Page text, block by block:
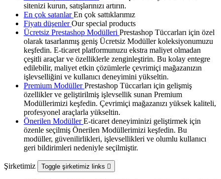
sitenizi kurun, satışlarınızı artırın.
En çok satanlarEn çok sattıklarımız
Fiyatı düşenlerOur special products
Ücretsiz Prestashop Modülleri Prestashop Tüccarları için özel
olarak tasarlanmış geniş Ücretsiz Modüller koleksiyonumuzu
keşfedin. E-ticaret platformunuzu ekstra maliyet olmadan
çeşitli araçlar ve özelliklerle zenginleştirin. Bu kolay entegre
edilebilir, maliyet etkin çözümlerle çevrimiçi mağazanızın
işlevselliğini ve kullanıcı deneyimini yükseltin.
Premium ModüllerPrestashop Tüccarları için gelişmiş
özellikler ve geliştirilmiş işlevsellik sunan Premium
Modüllerimizi keşfedin. Çevrimiçi mağazanızı yüksek kaliteli,
profesyonel araçlarla yükseltin.
Önerilen ModüllerE-ticaret deneyiminizi geliştirmek için
özenle seçilmiş Önerilen Modüllerimizi keşfedin. Bu
modüller, güvenilirlikleri, işlevsellikleri ve olumlu kullanıcı
geri bildirimleri nedeniyle seçilmiştir.
Şirketimiz Toggle şirketimiz links 